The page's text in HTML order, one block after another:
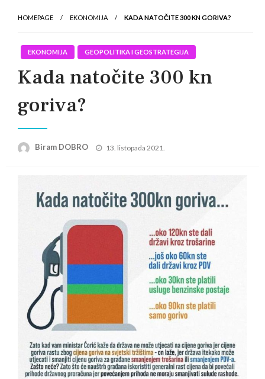
HOMEPAGE EKONOMIJA KADA NATOČITE 300 KN GORIVA?
EKONOMIJA GEOPOLITIKA I GEOSTRATEGIJA
Kada natočite 300 kn
goriva?
Biram DOBRO
Posted
13. listopada 2021.